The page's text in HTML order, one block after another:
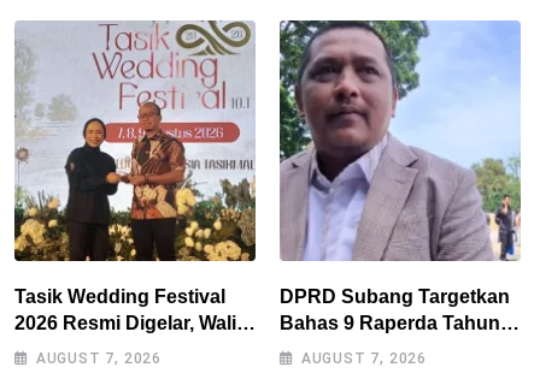
Puspahiang
Prioritas
Tasik Wedding Festival
2026 Resmi Digelar, Wali
Kota Optimistis
AUGUST 7, 2026
DPRD Subang Targetkan
Bahas 9 Raperda Tahun
Ini, Naskah Akademik Jadi
AUGUST 7, 2026